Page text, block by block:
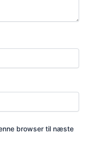
browser til næste